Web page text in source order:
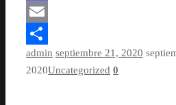
Mastodon
Email
Compartir
admin septiembre 21, 2020
2020Uncategorized 0